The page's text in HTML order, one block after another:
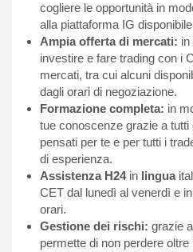
cogliere le opportunità in
alla piattaforma IG
Ampia offerta di mercati: in
investire e fare trading con i
mercati, tra cui alcuni
dagli orari di negoziazione.
Formazione completa: in
tue conoscenze grazie a tutti
pensati per te e per tutti i
di esperienza.
Assistenza H24 in lingua
CET dal lunedì al venerdì e
orari.
Gestione dei rischi: grazie
permette di non perdere